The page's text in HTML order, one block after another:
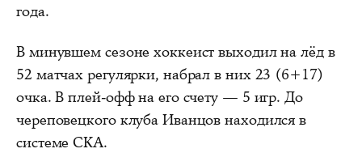
года.
В минувшем сезоне хоккеист выходил на лёд в
52 матчах регулярки, набрал в них 23 (6+17)
очка. В плей‑офф на его счету — 5 игр. До
череповецкого клуба Иванцов находился в
системе СКА.